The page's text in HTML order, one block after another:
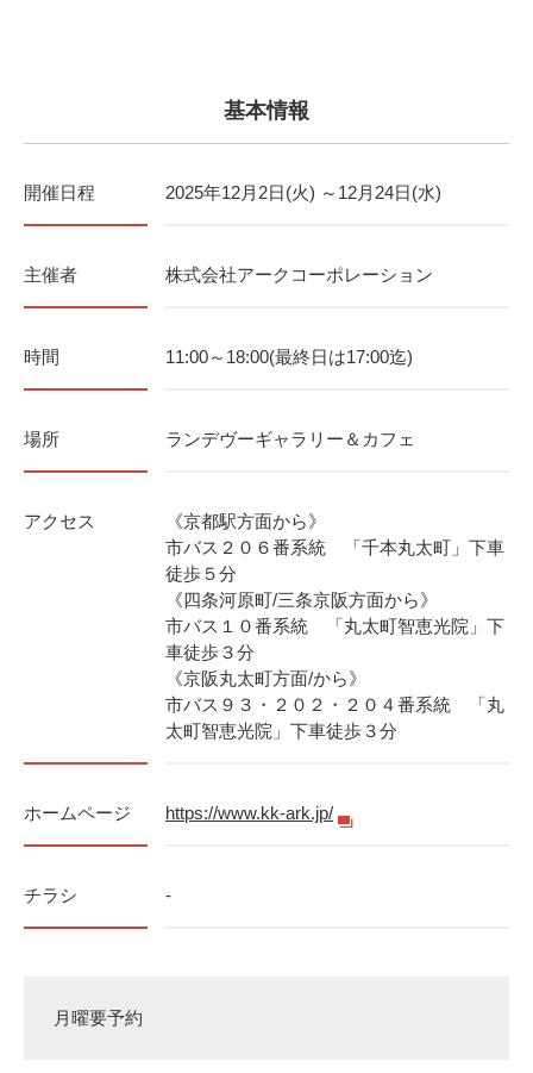
基本情報
開催日程 2025年12月2日(火) ～12月24日(水)
主催者 株式会社アークコーポレーション
時間 11:00～18:00(最終日は17:00迄)
場所 ランデヴーギャラリー＆カフェ
アクセス
《京都駅方面から》
市バス２０６番系統 「千本丸太町」下車
徒歩５分
《四条河原町/三条京阪方面から》
市バス１０番系統 「丸太町智恵光院」下
車徒歩３分
《京阪丸太町方面/から》
市バス９３・２０２・２０４番系統 「丸
太町智恵光院」下車徒歩３分
ホームページ https://www.kk-ark.jp/
チラシ -
月曜要予約